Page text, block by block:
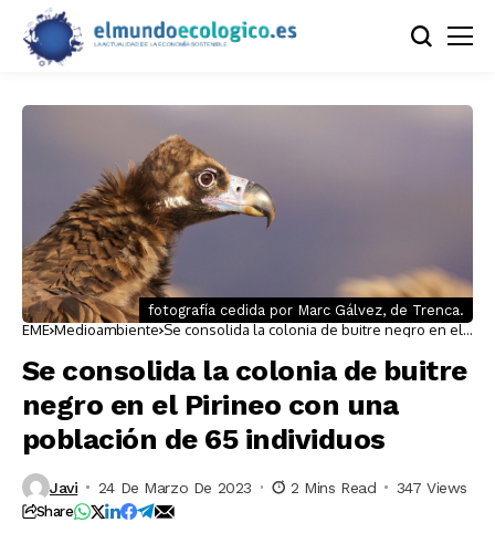
fotografía cedida por Marc Gálvez, de Trenca.
EME Medioambiente Se consolida la colonia de buitre negro en el
Se consolida la colonia de buitre
negro en el Pirineo con una
población de 65 individuos
Javi 24 De Marzo De 2023 2 Mins Read 347 Views
Share